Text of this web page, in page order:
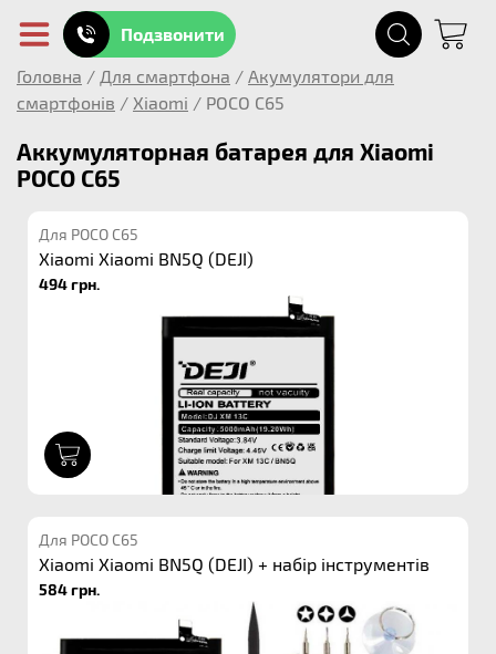
Подзвонити
Головна / Для смартфона / Акумулятори для
смартфонів / Xiaomi / POCO C65
Аккумуляторная батарея для Xiaomi
POCO C65
Для POCO C65
Xiaomi Xiaomi BN5Q (DEJI)
494 грн.
Для POCO C65
Xiaomi Xiaomi BN5Q (DEJI) + набір інструментів
584 грн.